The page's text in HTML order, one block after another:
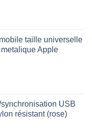
taille universelle
Apple
USB
résistant (rose)